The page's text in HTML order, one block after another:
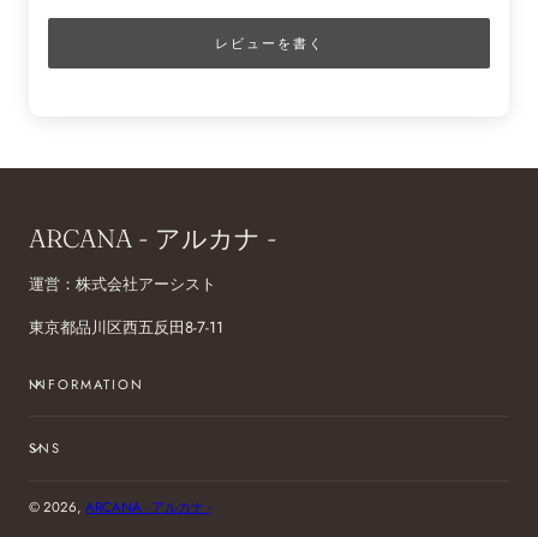
レビューを書く
ARCANA - アルカナ -
運営：株式会社アーシスト
東京都品川区西五反田8-7-11
INFORMATION
SNS
© 2026, ARCANA - アルカナ -